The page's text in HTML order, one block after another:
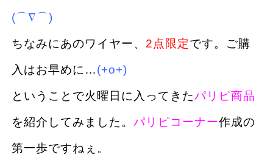
(⌒∇⌒)
ちなみにあのワイヤー、 2点限定です。ご購
入はお早めに…(+o+)
ということで火曜日に入ってきたパリピ商品
を紹介してみました。 パリピコーナー作成の
第一歩ですねぇ。